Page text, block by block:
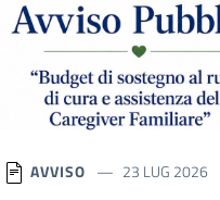
AVVISO 23 LUG 2026